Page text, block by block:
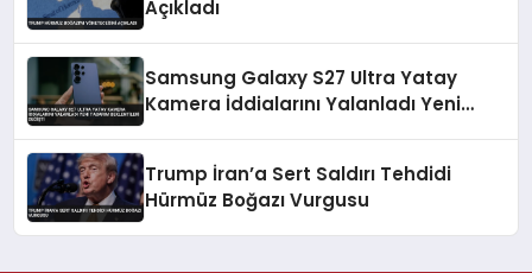
Açıkladı
Samsung Galaxy S27 Ultra Yatay
Kamera İddialarını Yalanladı Yeni
Trump İran’a Sert Saldırı Tehdidi
Hürmüz Boğazı Vurgusu